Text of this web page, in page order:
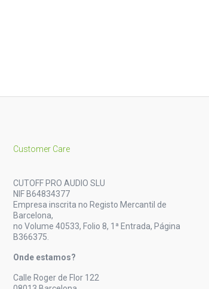
Customer Care
CUTOFF PRO AUDIO SLU
NIF B64834377
Empresa inscrita no Registo Mercantil de
Barcelona,
no Volume 40533, Folio 8, 1ª Entrada, Página
B366375.
Onde estamos?
Calle Roger de Flor 122